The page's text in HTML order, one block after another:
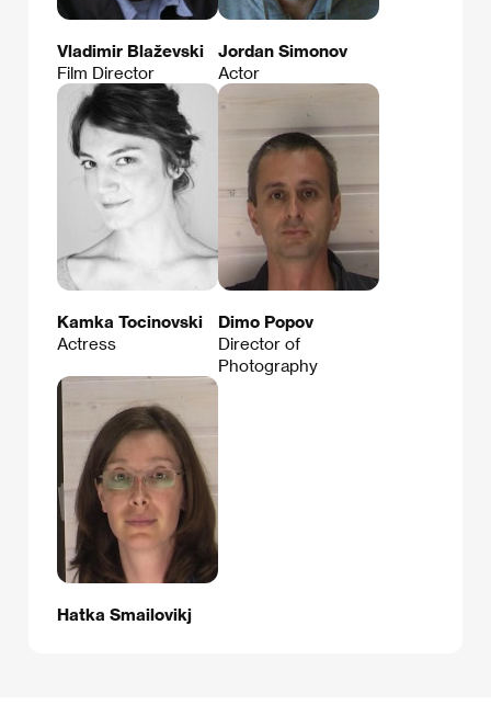
Vladimir Blaževski
Film Director
Jordan Simonov
Actor
Kamka Tocinovski
Actress
Dimo Popov
Director of
Photography
Hatka Smailovikj